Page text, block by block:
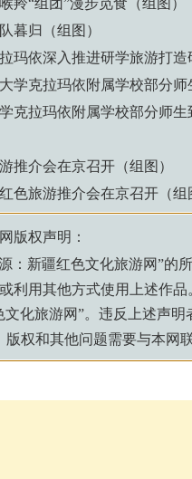
羚“组团”漫步觅食（组图）
暮归（组图）
玛依深入推进研学旅游打造
学克拉玛依附属学校部分
克拉玛依附属学校部分师
推介会在京召开（组图）
色旅游推介会在京召开（组
版权声明：
： 新疆红色文化旅游网”的
利用其他方式使用上述作
文化旅游网”。违反上述声明
权和其他问题需要与本网